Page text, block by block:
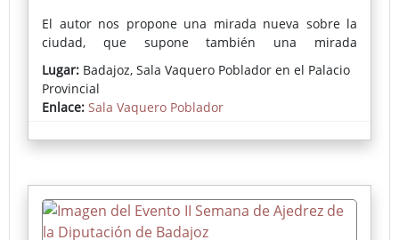
El autor nos propone una mirada nueva sobre la
ciudad, que supone también una mirada
introspectiva. Imágenes que retratan su percepción
personal y la atmósfera de los lugares que
fotografía.
Lugar: Badajoz, Sala Vaquero Poblador en el Palacio
Provincial
Enlace: Sala Vaquero Poblador